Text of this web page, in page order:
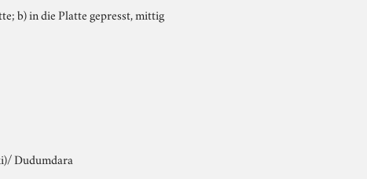
b) in die Platte gepresst, mittig
Dudumdara